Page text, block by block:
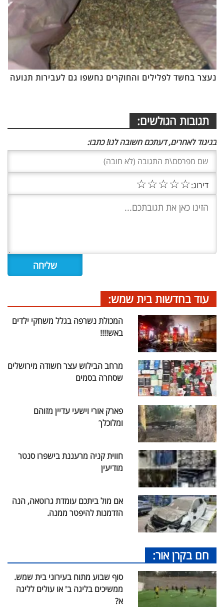
נעצר בחשד לפלילים והחוקרים נחשפו גם לעבירות תנועה
תגובות הגולשים:
בניגוד לאחרים, דעתכם חשובה לנו! כתבו:
דירוג:☆
☆
☆
☆
☆
עוד בחדשות בית שמש:
המכולת נשרפה בגלל משחקי ילדים
באש!!!!
מרחב הבילוש עצר חשודה מירושלים
שסחרה בסמים
פארק אורי וישעי עדיין מזוהם
ומלוכלך
חווית קניה מרעננת בישפרו סנטר
מודיעין
אם מול ביתכם עומדת גרוטאה, הנה
הזדמנות להיפטר ממנה.
חם בקרן אור:
סוף שבוע מתוח בעירוני בית שמש.
ממשיכים בליגה ב' או עולים לליגה
א?